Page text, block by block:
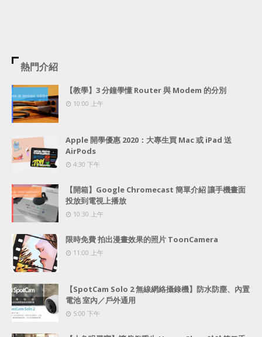
熱門介紹
【教學】3 分鐘學懂 Router 與 Modem 的分別
10:00 上午
Apple 開學優惠 2020：大專生買 Mac 或 iPad 送
AirPods
4:30 下午
【開箱】Google Chromecast 簡單介紹 讓手機畫面
投放到電視上播放
10:30 上午
限時免費 拍出漫畫效果的照片 ToonCamera
11:00 上午
【SpotCam Solo 2 無線網絡攝錄機】防水防塵、內置
電池 室內／戶外通用
5:00 下午